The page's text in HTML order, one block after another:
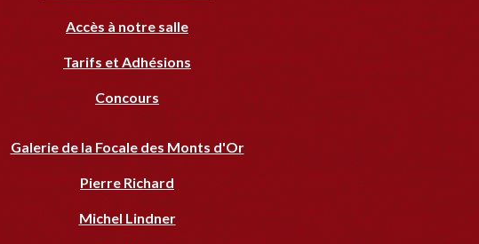
Accès à notre salle
Tarifs et Adhésions
Concours
Galerie de la Focale des Monts d'Or
Pierre Richard
Michel Lindner